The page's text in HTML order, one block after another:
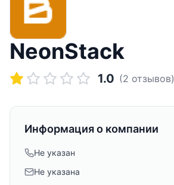
NeonStack
1.0 (2 отзывов)
Информация о компании
Не указан
Не указана